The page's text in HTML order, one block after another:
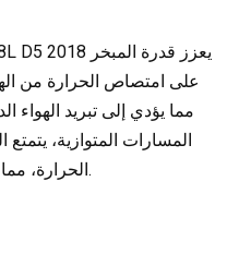
على امتصاص الحرارة من
مما يؤدي إلى تبريد
المسارات المتوازية،
الحرارة، مما يؤدي إلى تبريد أسرع وأكثر كفاءة.